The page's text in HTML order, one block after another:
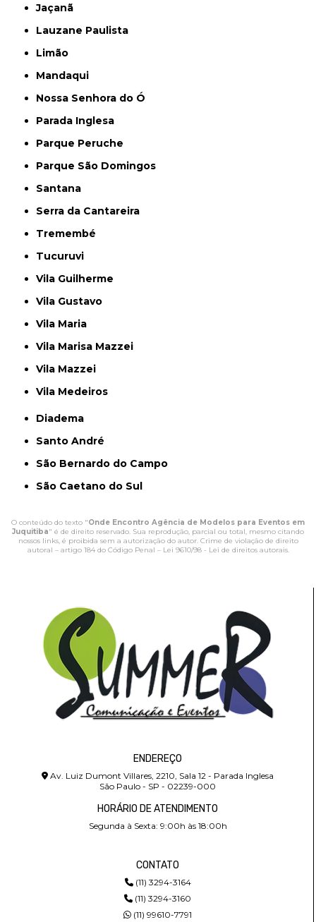
Jaçanã
Lauzane Paulista
Limão
Mandaqui
Nossa Senhora do Ó
Parada Inglesa
Parque Peruche
Parque São Domingos
Santana
Serra da Cantareira
Tremembé
Tucuruvi
Vila Guilherme
Vila Gustavo
Vila Maria
Vila Marisa Mazzei
Vila Mazzei
Vila Medeiros
Diadema
Santo André
São Bernardo do Campo
São Caetano do Sul
O conteúdo do texto "Onde Encontro Agência de Modelos para Eventos em
Juquitiba" é de direito reservado. Sua reprodução, parcial ou total, mesmo citando
nossos links, é proibida sem a autorização do autor. Crime de violação de direito
autoral – artigo 184 do Código Penal – Lei 9610/98 - Lei de direitos autorais.
ENDEREÇO
Av. Luiz Dumont Villares, 2210, Sala 12 - Parada Inglesa
São Paulo - SP - 02239-000
HORÁRIO DE ATENDIMENTO
Segunda à Sexta: 9:00h às 18:00h
CONTATO
(11) 3294-3164
(11) 3294-3160
(11) 99610-7791